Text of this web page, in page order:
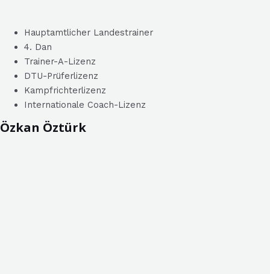
Hauptamtlicher Landestrainer
4. Dan
Trainer-A-Lizenz
DTU-Prüferlizenz
Kampfrichterlizenz
Internationale Coach-Lizenz
Özkan Öztürk